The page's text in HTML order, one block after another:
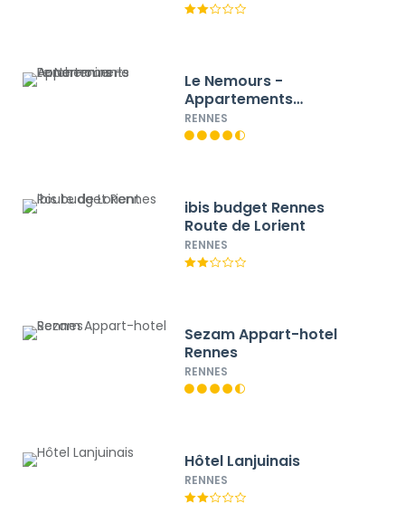
Le Nemours -
Appartements
Parcheminerie
RENNES
ibis budget Rennes
Route de Lorient
RENNES
Sezam Appart-hotel
Rennes
RENNES
Hôtel Lanjuinais
RENNES